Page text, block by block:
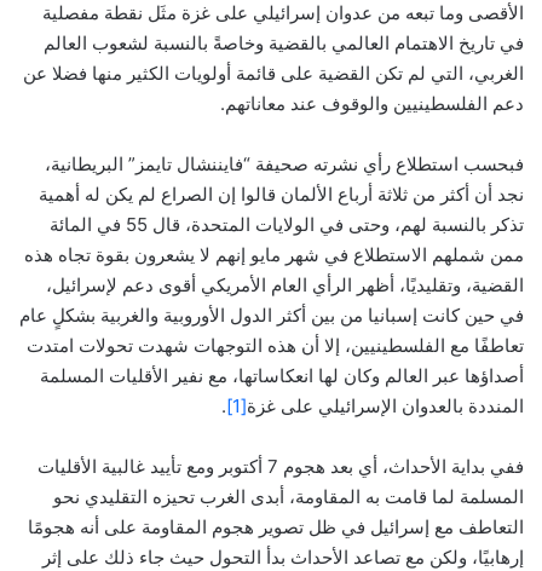
الأقصى وما تبعه من عدوان إسرائيلي على غزة مثَل نقطة مفصلية
في تاريخ الاهتمام العالمي بالقضية وخاصةً بالنسبة لشعوب العالم
الغربي، التي لم تكن القضية على قائمة أولويات الكثير منها فضلا عن
دعم الفلسطينيين والوقوف عند معاناتهم.
فبحسب استطلاع رأي نشرته صحيفة “فايننشال تايمز” البريطانية،
نجد أن أكثر من ثلاثة أرباع الألمان قالوا إن الصراع لم يكن له أهمية
تذكر بالنسبة لهم، وحتى في الولايات المتحدة، قال 55 في المائة
ممن شملهم الاستطلاع في شهر مايو إنهم لا يشعرون بقوة تجاه هذه
القضية، وتقليديًا، أظهر الرأي العام الأمريكي أقوى دعم لإسرائيل،
في حين كانت إسبانيا من بين أكثر الدول الأوروبية والغربية بشكلٍ عام
تعاطفًا مع الفلسطينيين، إلا أن هذه التوجهات شهدت تحولات امتدت
أصداؤها عبر العالم وكان لها انعكاساتها، مع نفير الأقليات المسلمة
المنددة بالعدوان الإسرائيلي على غزة[1]
.
ففي بداية الأحداث، أي بعد هجوم 7 أكتوبر ومع تأييد غالبية الأقليات
المسلمة لما قامت به المقاومة، أبدى الغرب تحيزه التقليدي نحو
التعاطف مع إسرائيل في ظل تصوير هجوم المقاومة على أنه هجومًا
إرهابيًا، ولكن مع تصاعد الأحداث بدأ التحول حيث جاء ذلك على إثر